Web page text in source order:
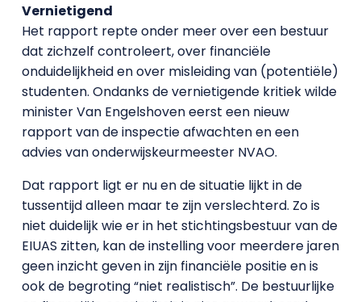
Vernietigend
Het rapport repte onder meer over een bestuur
dat zichzelf controleert, over financiële
onduidelijkheid en over misleiding van (potentiële)
studenten. Ondanks de vernietigende kritiek wilde
minister Van Engelshoven eerst een nieuw
rapport van de inspectie afwachten en een
advies van onderwijskeurmeester NVAO.
Dat rapport ligt er nu en de situatie lijkt in de
tussentijd alleen maar te zijn verslechterd. Zo is
niet duidelijk wie er in het stichtingsbestuur van de
EIUAS zitten, kan de instelling voor meerdere jaren
geen inzicht geven in zijn financiële positie en is
ook de begroting “niet realistisch”. De bestuurlijke